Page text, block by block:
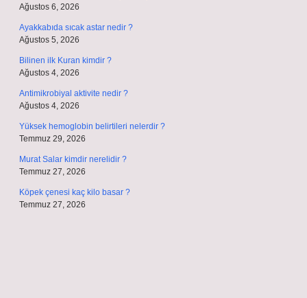
Ağustos 6, 2026
Ayakkabıda sıcak astar nedir ?
Ağustos 5, 2026
Bilinen ilk Kuran kimdir ?
Ağustos 4, 2026
Antimikrobiyal aktivite nedir ?
Ağustos 4, 2026
Yüksek hemoglobin belirtileri nelerdir ?
Temmuz 29, 2026
Murat Salar kimdir nerelidir ?
Temmuz 27, 2026
Köpek çenesi kaç kilo basar ?
Temmuz 27, 2026